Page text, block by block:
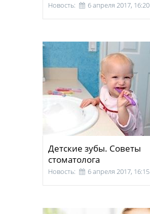
Новость: 6 апреля 2017, 16:20
Детские зубы. Советы
стоматолога
Новость: 6 апреля 2017, 16:15